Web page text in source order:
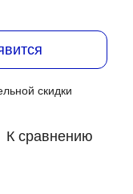
скидки
К сравнению